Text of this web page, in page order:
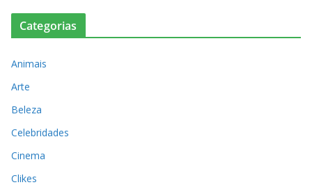
Categorias
Animais
Arte
Beleza
Celebridades
Cinema
Clikes